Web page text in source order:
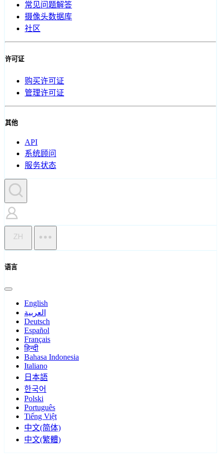
常见问题解答
摄像头数据库
社区
许可证
购买许可证
管理许可证
其他
API
系统顾问
服务状态
ZH
语言
English
العربية
Deutsch
Español
Français
हिन्दी
Bahasa Indonesia
Italiano
日本語
한국어
Polski
Português
Tiếng Việt
中文(简体)
中文(繁體)